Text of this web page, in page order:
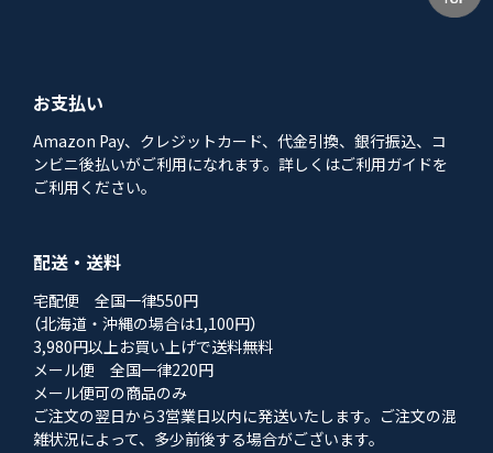
お支払い
Amazon Pay、クレジットカード、代金引換、銀行振込、コ
ンビニ後払いがご利用になれます。詳しくはご利用ガイドを
ご利用ください。
配送・送料
宅配便 全国一律550円
（北海道・沖縄の場合は1,100円）
3,980円以上お買い上げで送料無料
メール便 全国一律220円
メール便可の商品のみ
ご注文の翌日から3営業日以内に発送いたします。ご注文の混
雑状況によって、多少前後する場合がございます。